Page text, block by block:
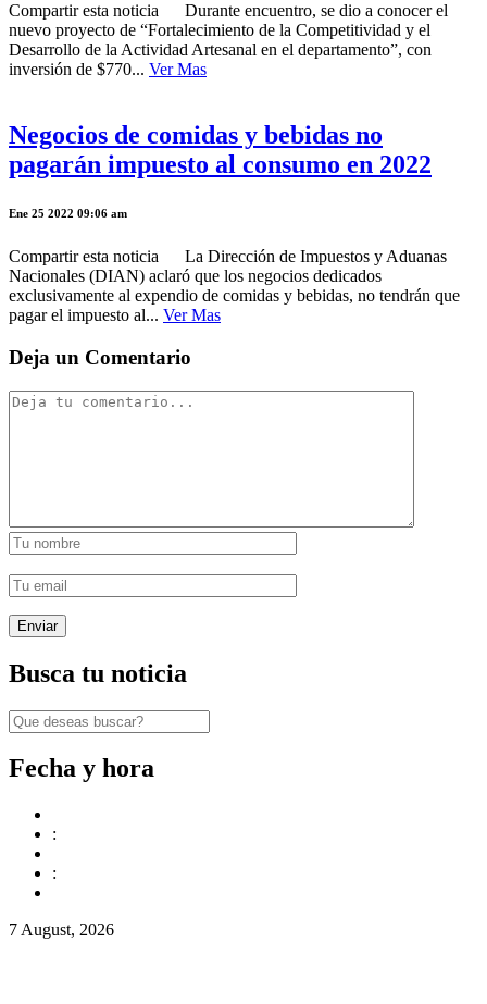
Compartir esta noticia Durante encuentro, se dio a conocer el
nuevo proyecto de “Fortalecimiento de la Competitividad y el
Desarrollo de la Actividad Artesanal en el departamento”, con
inversión de $770... Ver Mas
Negocios de comidas y bebidas no
pagarán impuesto al consumo en 2022
Ene 25 2022 09:06 am
Compartir esta noticia La Dirección de Impuestos y Aduanas
Nacionales (DIAN) aclaró que los negocios dedicados
exclusivamente al expendio de comidas y bebidas, no tendrán que
pagar el impuesto al... Ver Mas
Deja un Comentario
Busca tu noticia
Fecha y hora
:
:
7 August, 2026